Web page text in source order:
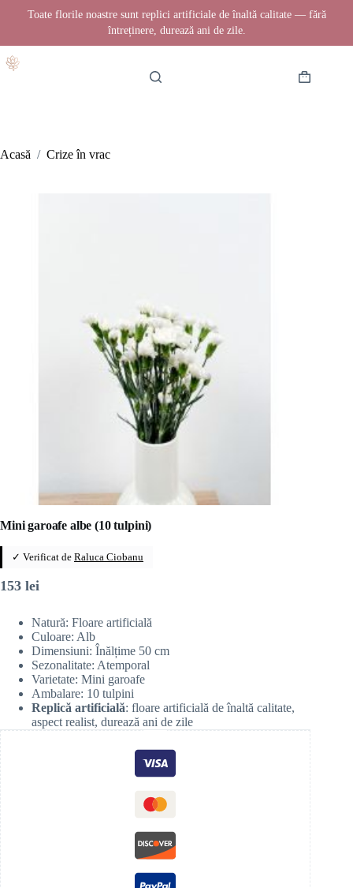
Toate florile noastre sunt replici artificiale de înaltă calitate — fără
întreținere, durează ani de zile.
la
Coș
Acasă / Crize în vrac
Mini garoafe albe (10 tulpini)
✓ Verificat de Raluca Ciobanu
153 lei
Natură: Floare artificială
Culoare: Alb
Dimensiuni: Înălțime 50 cm
Sezonalitate: Atemporal
Varietate: Mini garoafe
Ambalare: 10 tulpini
Replică artificială: floare artificială de înaltă calitate,
aspect realist, durează ani de zile